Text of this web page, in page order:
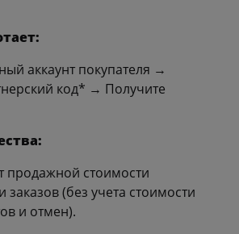
аккаунт покупателя →
код* → Получите
продажной стоимости
(без учета стоимости
и отмен).